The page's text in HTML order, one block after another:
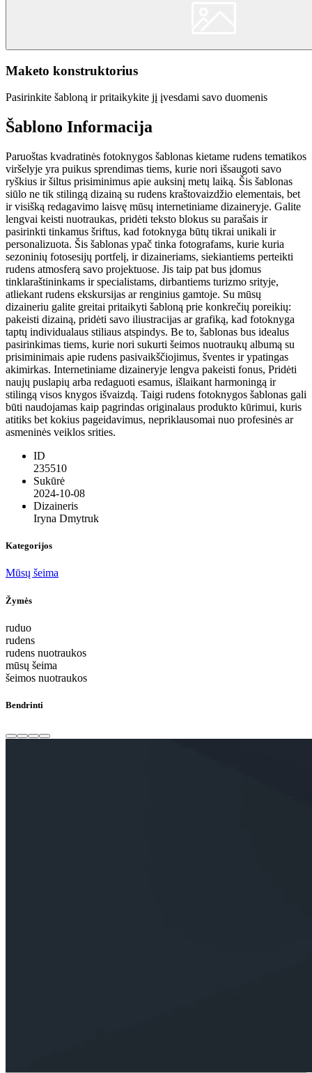
Maketo konstruktorius
Pasirinkite šabloną ir pritaikykite jį įvesdami savo duomenis
Šablono Informacija
Paruoštas kvadratinės fotoknygos šablonas kietame rudens tematikos
viršelyje yra puikus sprendimas tiems, kurie nori išsaugoti savo
ryškius ir šiltus prisiminimus apie auksinį metų laiką. Šis šablonas
siūlo ne tik stilingą dizainą su rudens kraštovaizdžio elementais, bet
ir visišką redagavimo laisvę mūsų internetiniame dizaineryje. Galite
lengvai keisti nuotraukas, pridėti teksto blokus su parašais ir
pasirinkti tinkamus šriftus, kad fotoknyga būtų tikrai unikali ir
personalizuota. Šis šablonas ypač tinka fotografams, kurie kuria
sezoninių fotosesijų portfelį, ir dizaineriams, siekiantiems perteikti
rudens atmosferą savo projektuose. Jis taip pat bus įdomus
tinklaraštininkams ir specialistams, dirbantiems turizmo srityje,
atliekant rudens ekskursijas ar renginius gamtoje. Su mūsų
dizaineriu galite greitai pritaikyti šabloną prie konkrečių poreikių:
pakeisti dizainą, pridėti savo iliustracijas ar grafiką, kad fotoknyga
taptų individualaus stiliaus atspindys. Be to, šablonas bus idealus
pasirinkimas tiems, kurie nori sukurti šeimos nuotraukų albumą su
prisiminimais apie rudens pasivaikščiojimus, šventes ir ypatingas
akimirkas. Internetiniame dizaineryje lengva pakeisti fonus, Pridėti
naujų puslapių arba redaguoti esamus, išlaikant harmoningą ir
stilingą visos knygos išvaizdą. Taigi rudens fotoknygos šablonas gali
būti naudojamas kaip pagrindas originalaus produkto kūrimui, kuris
atitiks bet kokius pageidavimus, nepriklausomai nuo profesinės ar
asmeninės veiklos srities.
ID
235510
Sukūrė
2024-10-08
Dizaineris
Iryna Dmytruk
Kategorijos
Mūsų šeima
Žymės
ruduo
rudens
rudens nuotraukos
mūsų šeima
šeimos nuotraukos
Bendrinti